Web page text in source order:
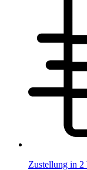
Zustellung in 2